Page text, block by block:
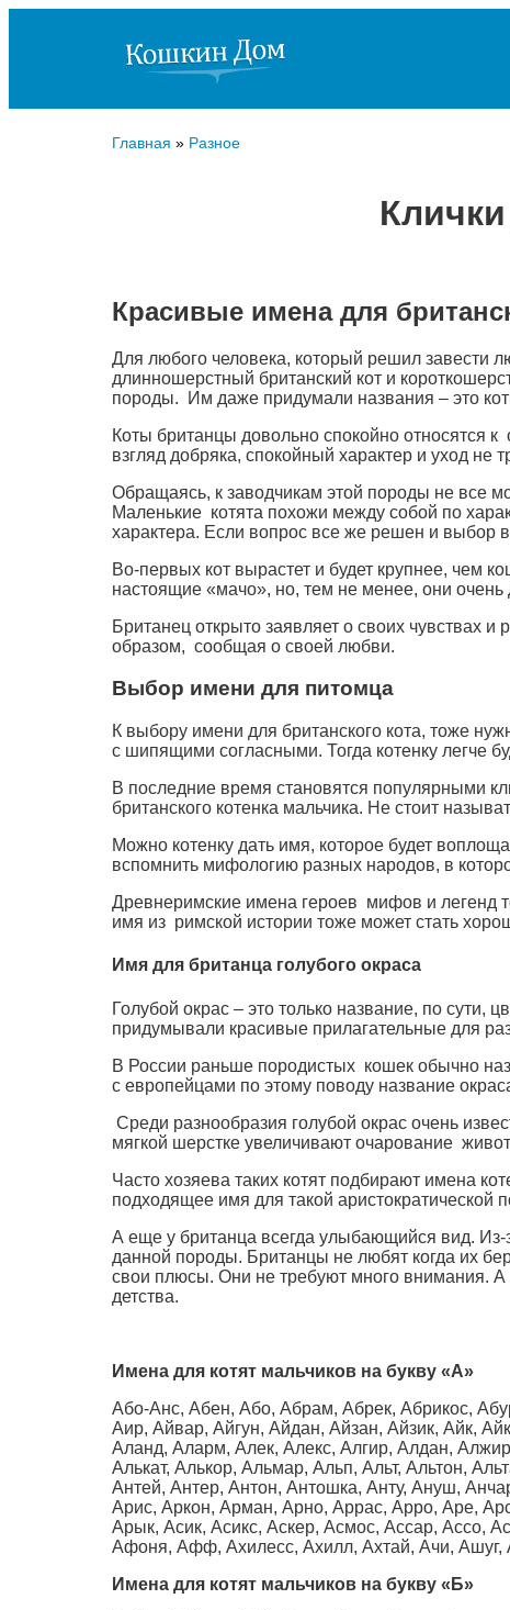
Главная » Разное
Красивые имена для
Для любого человека, который решил завести
длинношерстный британский кот и
породы. Им даже придумали названия – это
Коты британцы довольно спокойно относятся
взгляд добряка, спокойный характер и уход не
Обращаясь, к заводчикам этой породы не все
Маленькие котята похожи между собой по
характера. Если вопрос все же решен и выбор
Во-первых кот вырастет и будет крупнее, чем
настоящие «мачо», но, тем не менее, они
Британец открыто заявляет о своих чувствах
образом, сообщая о своей любви.
Выбор имени для питомца
К выбору имени для британского кота, тоже
с шипящими согласными. Тогда котенку легче
В последние время становятся популярными
британского котенка мальчика. Не стоит
Можно котенку дать имя, которое будет
вспомнить мифологию разных народов, в
Древнеримские имена героев мифов и легенд
имя из римской истории тоже может стать
Имя для британца голубого окраса
Голубой окрас – это только название, по сути,
придумывали красивые прилагательные для
В России раньше породистых кошек обычно
с европейцами по этому поводу название
Среди разнообразия голубой окрас очень
мягкой шерстке увеличивают очарование
Часто хозяева таких котят подбирают имена
подходящее имя для такой
А еще у британца всегда улыбающийся вид. Из-
данной породы. Британцы не любят когда их
свои плюсы. Они не требуют много внимания.
детства.
Имена для котят мальчиков на букву «А»
Або-Анс, Абен, Або, Абрам, Абрек, Абрикос,
Аир, Айвар, Айгун, Айдан, Айзан, Айзик, Айк,
Аланд, Аларм, Алек, Алекс, Алгир, Алдан,
Алькат, Алькор, Альмар, Альп, Альт, Альтон,
Антей, Антер, Антон, Антошка, Анту, Ануш,
Арис, Аркон, Арман, Арно, Аррас, Арро, Аре,
Арык, Асик, Асикс, Аскер, Асмос, Ассар, Ассо,
Афоня, Афф, Ахилесс, Ахилл, Ахтай, Ачи,
Имена для котят мальчиков на букву «Б»